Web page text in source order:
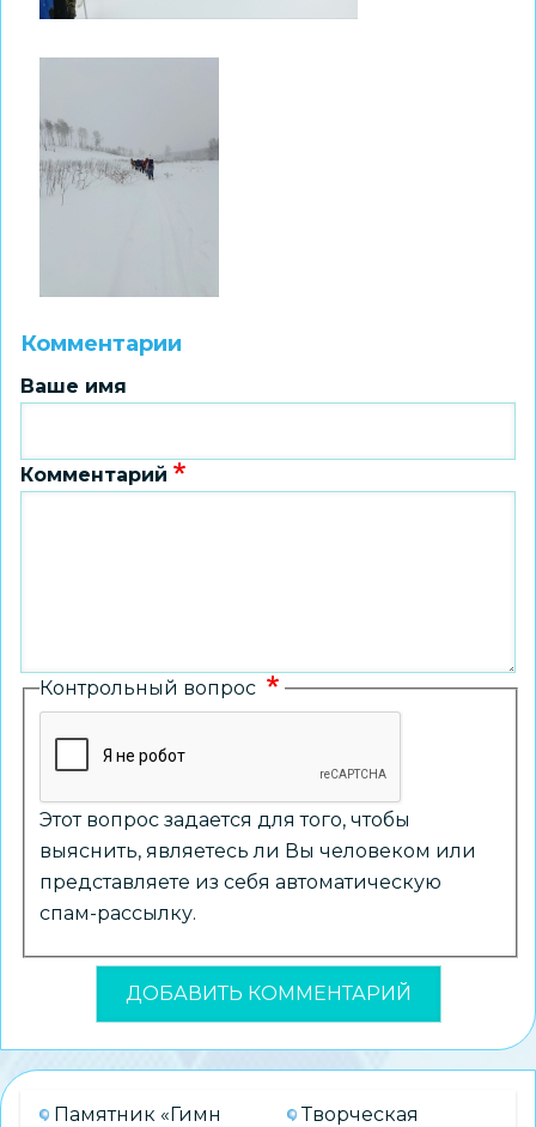
Комментарии
Ваше имя
Комментарий
Контрольный вопрос
Этот вопрос задается для того, чтобы
выяснить, являетесь ли Вы человеком или
представляете из себя автоматическую
спам-рассылку.
Памятник «Гимн
Творческая